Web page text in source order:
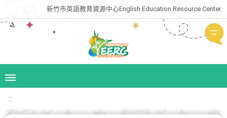
新竹市英語教育資源中心English Education Resource Center
:::